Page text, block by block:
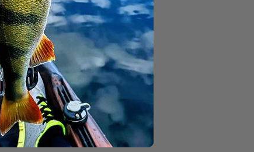
Köderspiel.
Tüte